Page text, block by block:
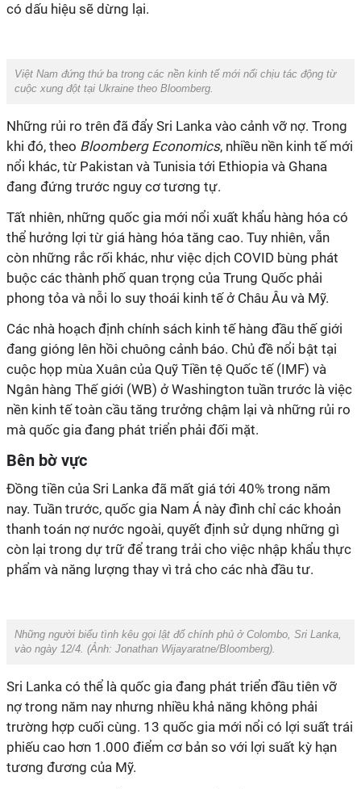
có dấu hiệu sẽ dừng lại.
Việt Nam đứng thứ ba trong các nền kinh tế mới nổi chịu tác động từ
cuộc xung đột tại Ukraine theo Bloomberg.
Những rủi ro trên đã đẩy Sri Lanka vào cảnh vỡ nợ. Trong
khi đó, theo Bloomberg Economics, nhiều nền kinh tế mới
nổi khác, từ Pakistan và Tunisia tới Ethiopia và Ghana
đang đứng trước nguy cơ tương tự.
Tất nhiên, những quốc gia mới nổi xuất khẩu hàng hóa có
thể hưởng lợi từ giá hàng hóa tăng cao. Tuy nhiên, vẫn
còn những rắc rối khác, như việc dịch COVID bùng phát
buộc các thành phố quan trọng của Trung Quốc phải
phong tỏa và nỗi lo suy thoái kinh tế ở Châu Âu và Mỹ.
Các nhà hoạch định chính sách kinh tế hàng đầu thế giới
đang gióng lên hồi chuông cảnh báo. Chủ đề nổi bật tại
cuộc họp mùa Xuân của Quỹ Tiền tệ Quốc tế (IMF) và
Ngân hàng Thế giới (WB) ở Washington tuần trước là việc
nền kinh tế toàn cầu tăng trưởng chậm lại và những rủi ro
mà quốc gia đang phát triển phải đối mặt.
Bên bờ vực
Đồng tiền của Sri Lanka đã mất giá tới 40% trong năm
nay. Tuần trước, quốc gia Nam Á này đình chỉ các khoản
thanh toán nợ nước ngoài, quyết định sử dụng những gì
còn lại trong dự trữ để trang trải cho việc nhập khẩu thực
phẩm và năng lượng thay vì trả cho các nhà đầu tư.
Những người biểu tình kêu gọi lật đổ chính phủ ở Colombo, Sri Lanka,
vào ngày 12/4. (Ảnh: Jonathan Wijayaratne/Bloomberg).
Sri Lanka có thể là quốc gia đang phát triển đầu tiên vỡ
nợ trong năm nay nhưng nhiều khả năng không phải
trường hợp cuối cùng. 13 quốc gia mới nổi có lợi suất trái
phiếu cao hơn 1.000 điểm cơ bản so với lợi suất kỳ hạn
tương đương của Mỹ.